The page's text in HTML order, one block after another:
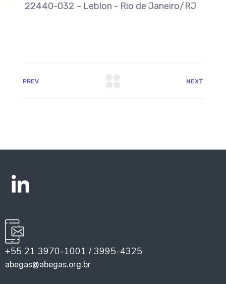
22440-032 – Leblon - Rio de Janeiro/RJ
PREV NEXT
+55 21 3970-1001 / 3995-4325
abegas@abegas.org.br